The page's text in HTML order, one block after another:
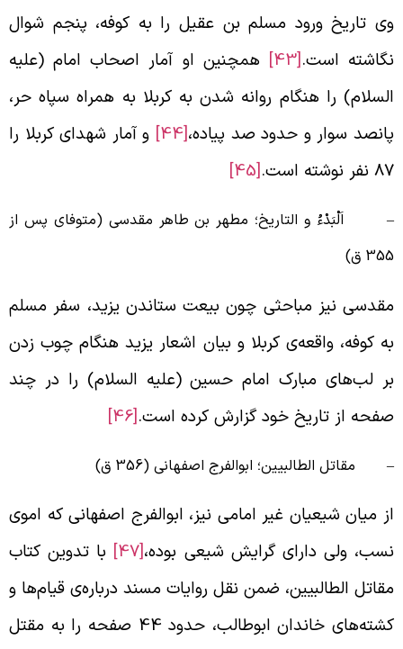
تاریخ ورود مسلم بن عقیل را به کوفه، پنجم شوال
است.[43]
همچنین او آمار اصحاب امام (علیه
را هنگام روانه شدن به کربلا به همراه سپاه حر،
سوار و حدود صد پیاده،[44]
و آمار شهدای کربلا را
نوشته است.
[45]
اَلْبَدْءُ و التاریخ؛ مطهر بن طاهر مقدسی (متوفای پس از
ق)
نیز مباحثی چون بیعت ستاندن یزید، سفر مسلم
کوفه، واقعه‌ی کربلا و بیان اشعار یزید هنگام چوب زدن
لب‌های مبارک امام حسین (علیه السلام) را در چند
از تاریخ خود گزارش کرده است.[46]
مقاتل الطالبیین؛ ابوالفرج اصفهانی (356 ق)
میان شیعیان غیر امامی نیز، ابوالفرج اصفهانی که اموی
ولی دارای گرایش شیعی بوده،[47]
با تدوين كتاب
الطالبيين، ضمن نقل روايات مسند درباره‌ی قيام‌ها و
كشته‌های خاندان ابوطالب، حدود 44 صفحه را به مقتل